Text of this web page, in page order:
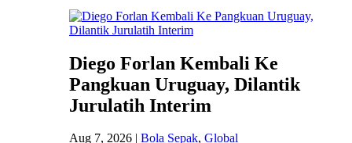
Diego Forlan Kembali Ke
Pangkuan Uruguay, Dilantik
Jurulatih Interim
Aug 7, 2026 | Bola Sepak, Global